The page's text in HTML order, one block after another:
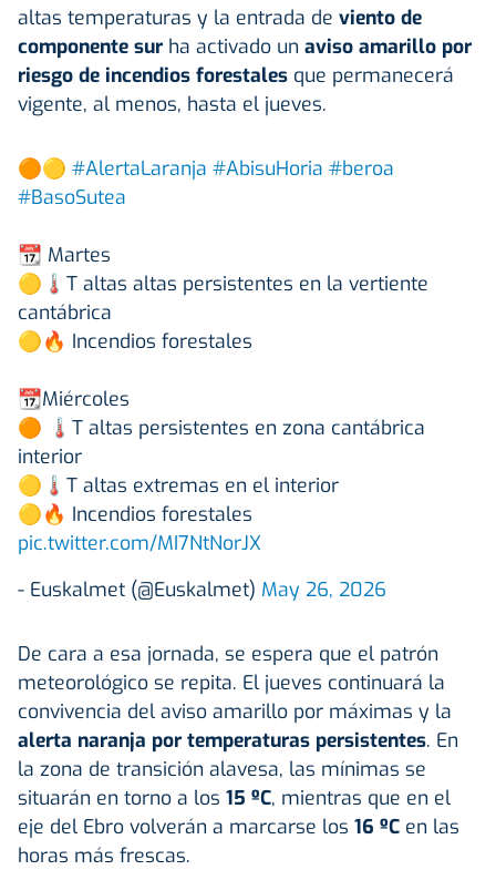
altas temperaturas y la entrada de viento de
componente sur ha activado un aviso amarillo por
riesgo de incendios forestales que permanecerá
vigente, al menos, hasta el jueves.
🟠🟡 #AlertaLaranja #AbisuHoria #beroa
#BasoSutea
📆 Martes
🟡🌡T altas altas persistentes en la vertiente
cantábrica
🟡🔥 Incendios forestales
📆Miércoles
🟠 🌡T altas persistentes en zona cantábrica
interior
🟡🌡T altas extremas en el interior
🟡🔥 Incendios forestales
pic.twitter.com/MI7NtNorJX
- Euskalmet (@Euskalmet) May 26, 2026
De cara a esa jornada, se espera que el patrón
meteorológico se repita. El jueves continuará la
convivencia del aviso amarillo por máximas y la
alerta naranja por temperaturas persistentes. En
la zona de transición alavesa, las mínimas se
situarán en torno a los 15 ºC, mientras que en el
eje del Ebro volverán a marcarse los 16 ºC en las
horas más frescas.